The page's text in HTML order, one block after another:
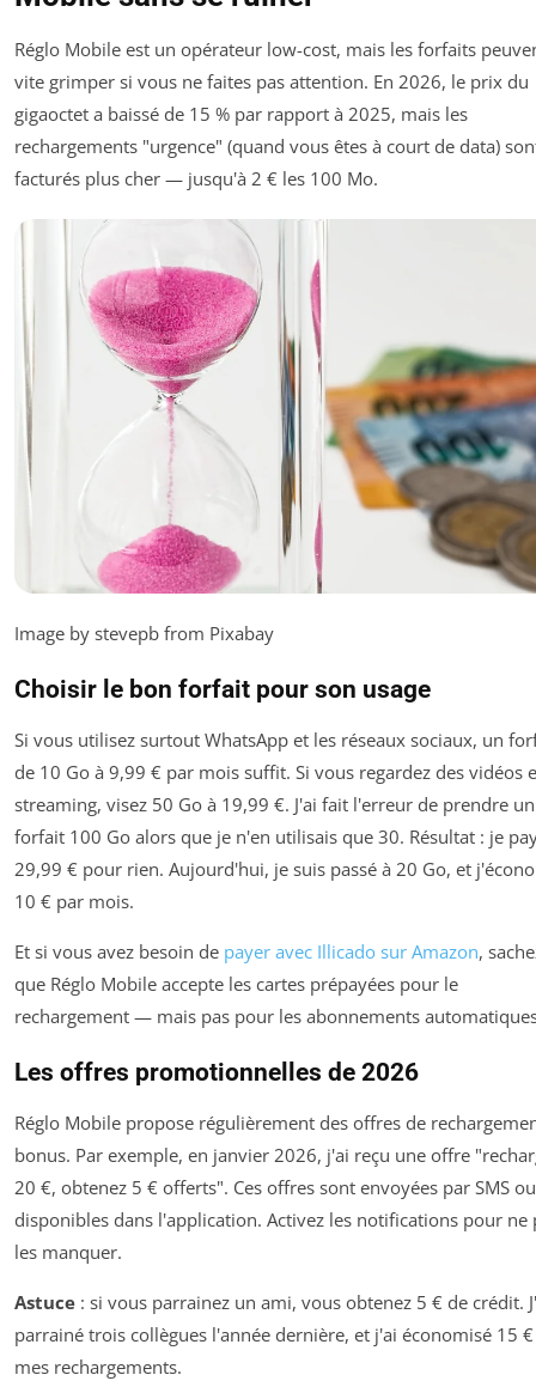
Réglo Mobile est un opérateur low-cost, mais les forfaits
vite grimper si vous ne faites pas attention. En 2026, le prix du
gigaoctet a baissé de 15 % par rapport à 2025, mais les
rechargements "urgence" (quand vous êtes à court de data)
facturés plus cher — jusqu'à 2 € les 100 Mo.
Image by stevepb from Pixabay
Choisir le bon forfait pour son usage
Si vous utilisez surtout WhatsApp et les réseaux sociaux, un
de 10 Go à 9,99 € par mois suffit. Si vous regardez des vidéos
streaming, visez 50 Go à 19,99 €. J'ai fait l'erreur de prendre un
forfait 100 Go alors que je n'en utilisais que 30. Résultat : je
29,99 € pour rien. Aujourd'hui, je suis passé à 20 Go, et
10 € par mois.
Et si vous avez besoin de payer avec Illicado sur Amazon,
que Réglo Mobile accepte les cartes prépayées pour le
rechargement — mais pas pour les abonnements
Les offres promotionnelles de 2026
Réglo Mobile propose régulièrement des offres de
bonus. Par exemple, en janvier 2026, j'ai reçu une offre
20 €, obtenez 5 € offerts". Ces offres sont envoyées par SMS ou
disponibles dans l'application. Activez les notifications pour ne
les manquer.
Astuce : si vous parrainez un ami, vous obtenez 5 € de crédit.
parrainé trois collègues l'année dernière, et j'ai économisé 15
mes rechargements.